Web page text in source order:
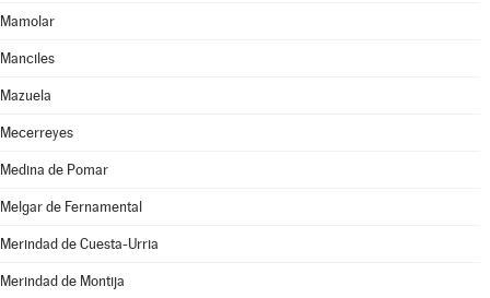
Mamolar
Manciles
Mazuela
Mecerreyes
Medina de Pomar
Melgar de Fernamental
Merindad de Cuesta-Urria
Merindad de Montija